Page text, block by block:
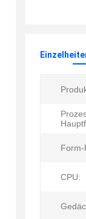
Form-
CPU: